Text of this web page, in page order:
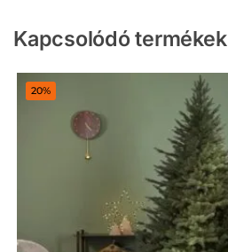
Kapcsolódó termékek
20%